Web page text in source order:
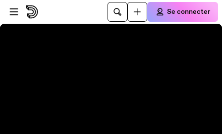
Passer au player
Passer au contenu principal
Se connecter